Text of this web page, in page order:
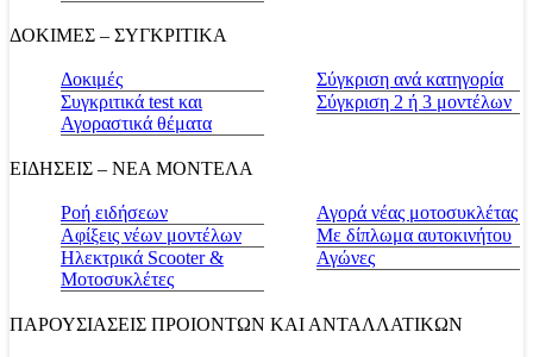
ΔΟΚΙΜΕΣ – ΣΥΓΚΡΙΤΙΚΑ
Δοκιμές
Συγκριτικά test και
Αγοραστικά θέματα
Σύγκριση ανά κατηγορία
Σύγκριση 2 ή 3 μοντέλων
ΕΙΔΗΣΕΙΣ – ΝΕΑ ΜΟΝΤΕΛΑ
Ροή ειδήσεων
Αφίξεις νέων μοντέλων
Ηλεκτρικά Scooter &
Μοτοσυκλέτες
Αγορά νέας μοτοσυκλέτας
Με δίπλωμα αυτοκινήτου
Αγώνες
ΠΑΡΟΥΣΙΑΣΕΙΣ ΠΡΟΙΟΝΤΩΝ ΚΑΙ ΑΝΤΑΛΛΑΤΙΚΩΝ